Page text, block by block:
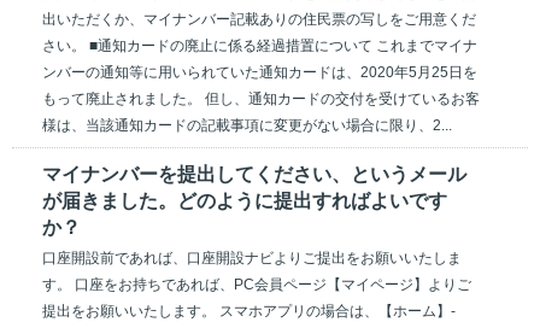
出いただくか、マイナンバー記載ありの住民票の写しをご用意くだ
さい。 ■通知カードの廃止に係る経過措置について これまでマイナ
ンバーの通知等に用いられていた通知カードは、2020年5月25日を
もって廃止されました。 但し、通知カードの交付を受けているお客
様は、当該通知カードの記載事項に変更がない場合に限り、2...
マイナンバーを提出してください、というメール
が届きました。どのように提出すればよいです
か？
口座開設前であれば、口座開設ナビよりご提出をお願いいたしま
す。 口座をお持ちであれば、PC会員ページ【マイページ】よりご
提出をお願いいたします。 スマホアプリの場合は、【ホーム】-